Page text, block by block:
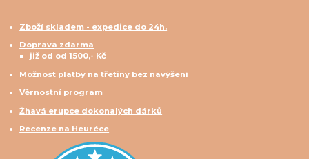
Zboží skladem - expedice do 24h.
Doprava zdarma
již od od 1500,- Kč
Možnost platby na třetiny bez navýšení
Věrnostní program
Žhavá erupce dokonalých dárků
Recenze na Heuréce